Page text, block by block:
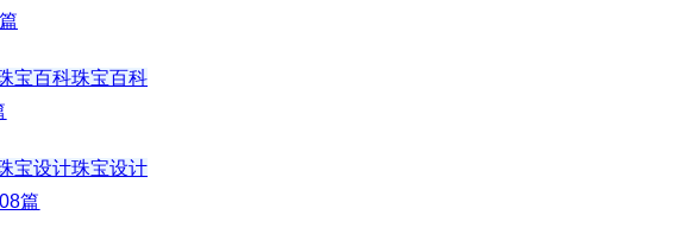
珠宝百科
珠宝设计
篇